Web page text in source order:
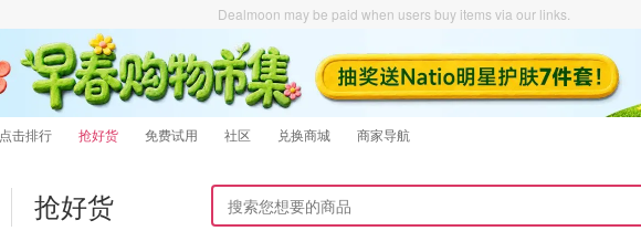
Dealmoon may be paid when users buy items via our links.
点击排行 抢好货 免费试用 社区 兑换商城 商家导航
抢好货